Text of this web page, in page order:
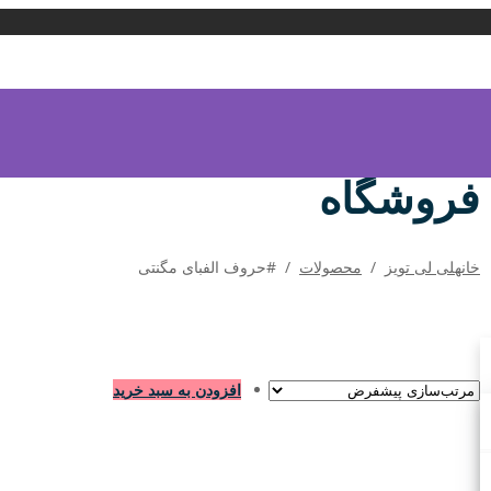
فروشگاه
خانهلی لی تویز / محصولات / #حروف الفبای مگنتی
افزودن به سبد خرید